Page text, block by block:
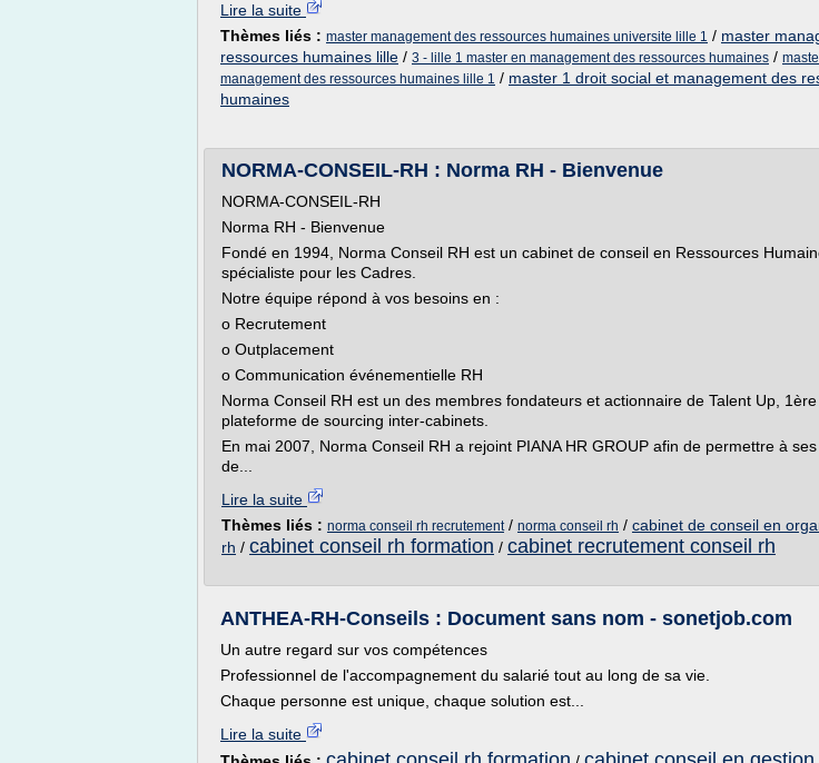
Lire la suite
Thèmes liés : master management des ressources humaines universite lille 1 / master
ressources humaines lille / 3 - lille 1 master en management des ressources humaines /
management des ressources humaines lille 1 / master 1 droit social et management des
humaines
NORMA-CONSEIL-RH : Norma RH - Bienvenue
NORMA-CONSEIL-RH
Norma RH - Bienvenue
Fondé en 1994, Norma Conseil RH est un cabinet de conseil en Ressources
spécialiste pour les Cadres.
Notre équipe répond à vos besoins en :
o Recrutement
o Outplacement
o Communication événementielle RH
Norma Conseil RH est un des membres fondateurs et actionnaire de Talent Up, 1ère
plateforme de sourcing inter-cabinets.
En mai 2007, Norma Conseil RH a rejoint PIANA HR GROUP afin de permettre à
de...
Lire la suite
Thèmes liés : norma conseil rh recrutement/ norma conseil rh / cabinet de conseil en
rh / cabinet conseil rh formation / cabinet recrutement conseil rh
ANTHEA-RH-Conseils : Document sans nom - sonetjob.com
Un autre regard sur vos compétences
Professionnel de l'accompagnement du salarié tout au long de sa vie.
Chaque personne est unique, chaque solution est...
Lire la suite